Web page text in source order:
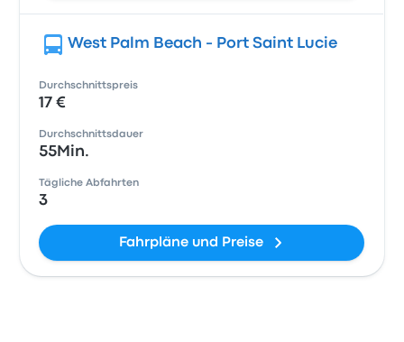
West Palm Beach - Port Saint Lucie
Durchschnittspreis
17 €
Durchschnittsdauer
55Min.
Tägliche Abfahrten
3
Fahrpläne und Preise